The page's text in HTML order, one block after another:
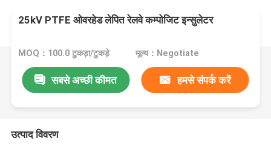
25kV PTFE ओवरहेड लेपित रेलवे कम्पोजिट इन्सुलेटर
MOQ：100.0 टुकड़ा/टुकड़े मूल्य：Negotiate
सबसे अच्छी कीमत हमसे संपर्क करें
उत्पाद विवरण